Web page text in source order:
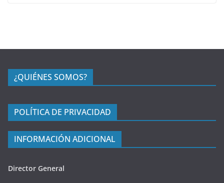
¿QUIÉNES SOMOS?
POLÍTICA DE PRIVACIDAD
INFORMACIÓN ADICIONAL
Director General